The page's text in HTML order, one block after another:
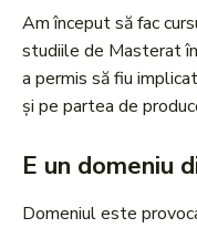
Am început să fac
studiile de Masterat
a permis să fiu
și pe partea de
E un domeniu
Domeniul este